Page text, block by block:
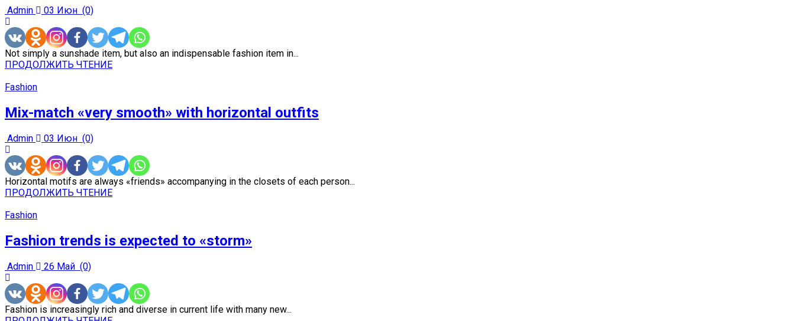
Admin 03 Июн (0)
Not simply a sunshade item, but also an indispensable fashion item in...
ПРОДОЛЖИТЬ ЧТЕНИЕ
Fashion
Mix-match «very smooth» with horizontal outfits
Admin 03 Июн (0)
Horizontal motifs are always «friends» accompanying in the closets of each person...
ПРОДОЛЖИТЬ ЧТЕНИЕ
Fashion
Fashion trends is expected to «storm»
Admin 26 Май (0)
Fashion is increasingly rich and diverse in current life with many new...